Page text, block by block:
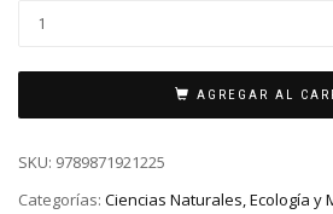
AGREGAR AL
SKU: 9789871921225
Categorías: Ciencias Naturales, Ecología y